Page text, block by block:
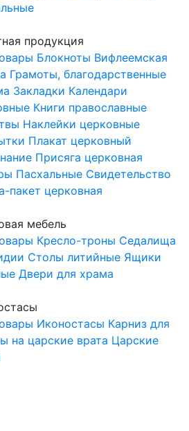
продукция
Блокноты Вифлеемская
Грамоты, благодарственные
Закладки Календари
Книги православные
Наклейки церковные
Плакат церковный
Присяга церковная
Пасхальные Свидетельство
пакет церковная
мебель
Кресло-троны Седалища
Столы литийные Ящики
Двери для храма
Иконостасы Карниз для
на царские врата Царские